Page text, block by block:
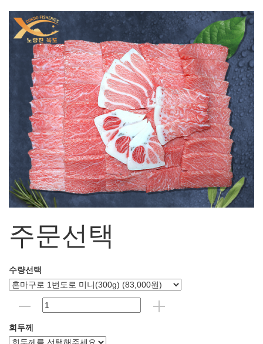
주문선택
수량선택
회두께